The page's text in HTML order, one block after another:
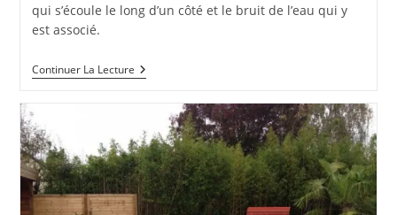
qui s’écoule le long d’un côté et le bruit de l’eau qui y
est associé.
Continuer La LectureUne
Piscine
Débordement